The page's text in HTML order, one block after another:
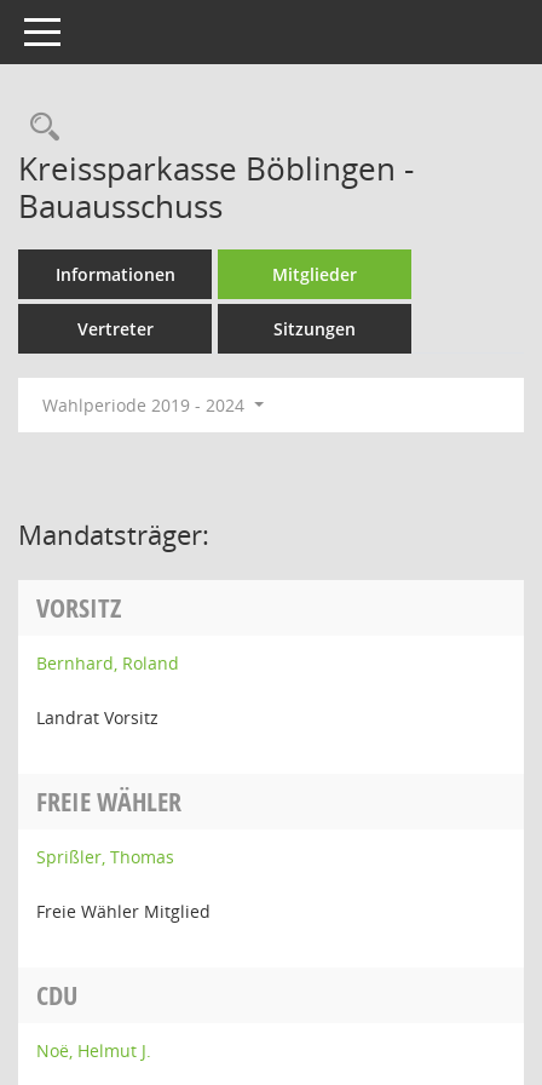
Toggle navigation
Rechercheauswahl
Kreissparkasse Böblingen -
Bauausschuss
Informationen Mitglieder
Vertreter Sitzungen
Wahlperiode 2019 - 2024
Mandatsträger:
VORSITZ
Bernhard, Roland
Landrat Vorsitz
FREIE WÄHLER
Sprißler, Thomas
Freie Wähler Mitglied
CDU
Noë, Helmut J.